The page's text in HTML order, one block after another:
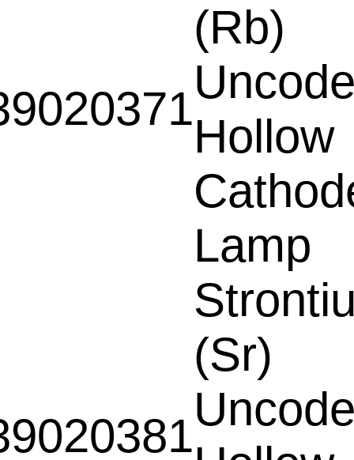
(Rb)
Hollow
Lamp
(Sr)